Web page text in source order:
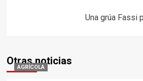
Una grúa Fassi
Otras noticias
AGRÍCOLA